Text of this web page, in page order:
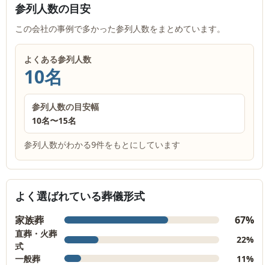
参列人数の目安
この会社の事例で多かった参列人数をまとめています。
よくある参列人数
10名
参列人数の目安幅
10名〜15名
参列人数がわかる9件をもとにしています
よく選ばれている葬儀形式
家族葬 67%
直葬・火葬
式
22%
一般葬
11%